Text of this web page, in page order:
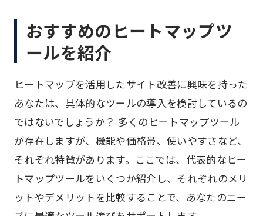
おすすめのヒートマップツ
ールを紹介
ヒートマップを活用したサイト改善に興味を持った
あなたは、具体的なツールの導入を検討しているの
ではないでしょうか？ 多くのヒートマップツール
が存在しますが、機能や価格帯、使いやすさなど、
それぞれ特徴があります。ここでは、代表的なヒー
トマップツールをいくつか紹介し、それぞれのメリ
ットやデメリットを比較することで、あなたのニー